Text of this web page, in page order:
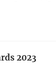
2023